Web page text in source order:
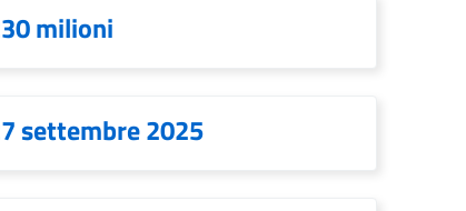
milioni
settembre 2025